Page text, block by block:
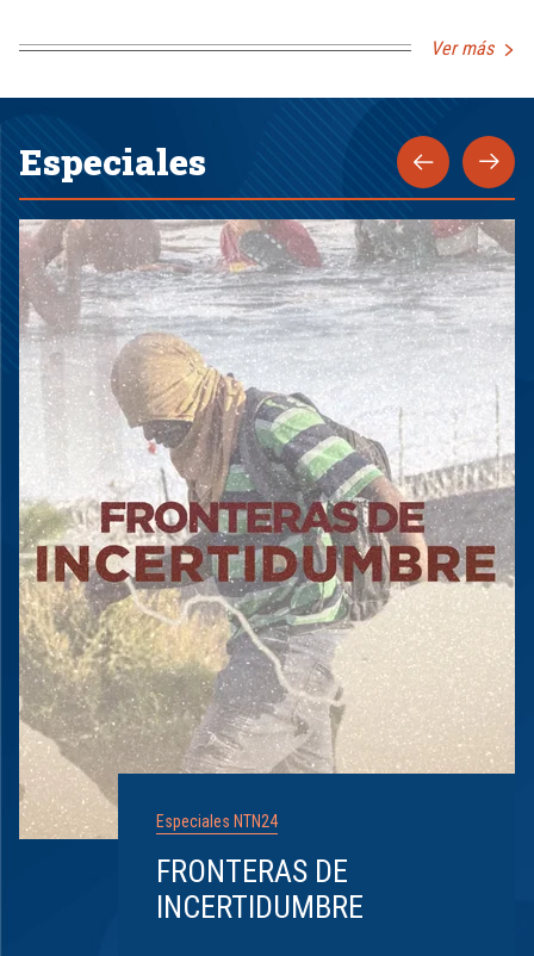
Ver más
Especiales
Especiales NTN24
FRONTERAS DE
INCERTIDUMBRE